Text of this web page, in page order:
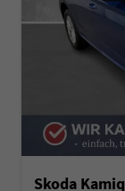
Skoda Kamiq